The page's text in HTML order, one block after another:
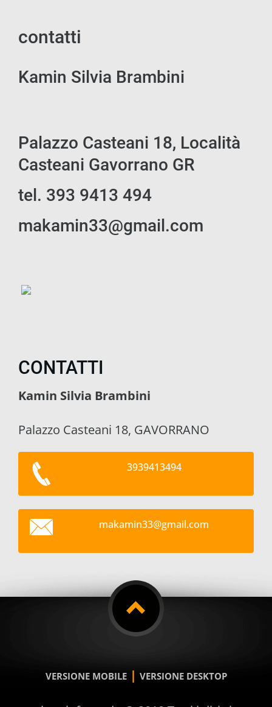
contatti
Kamin Silvia Brambini
Palazzo Casteani 18, Località
Casteani Gavorrano GR
tel. 393 9413 494
makamin33@gmail.com
CONTATTI
Kamin Silvia Brambini
Palazzo Casteani 18, GAVORRANO
3939413494
makamin33@gmail.com
VERSIONE MOBILE | VERSIONE DESKTOP